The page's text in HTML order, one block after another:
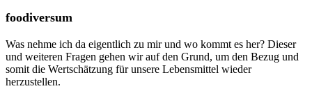
foodiversum
Was nehme ich da eigentlich zu mir und wo kommt es her? Dieser
und weiteren Fragen gehen wir auf den Grund, um den Bezug und
somit die Wertschätzung für unsere Lebensmittel wieder
herzustellen.